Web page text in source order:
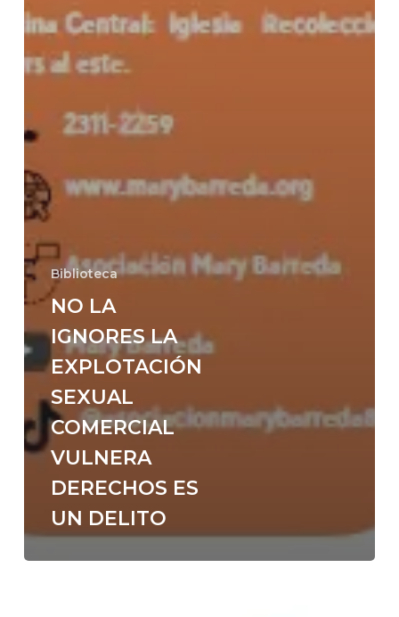
Biblioteca
NO LA
IGNORES LA
EXPLOTACIÓN
SEXUAL
COMERCIAL
VULNERA
DERECHOS ES
UN DELITO